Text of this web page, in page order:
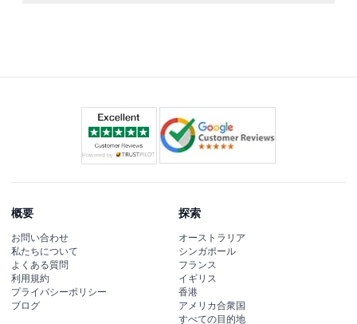
概要
お問い合わせ
私たちについて
よくある質問
利用規約
プライバシーポリシー
ブログ
探索
オーストラリア
シンガポール
フランス
イギリス
香港
アメリカ合衆国
すべての目的地